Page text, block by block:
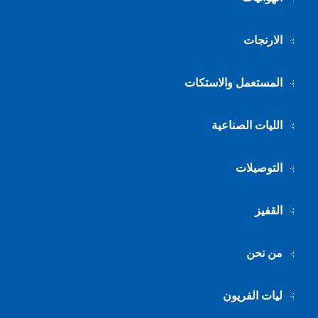
الارنجات
المستعمل والاستكات
الليات الصناعية
التوصيلات
القفيز
من نحن
ليات الفريون